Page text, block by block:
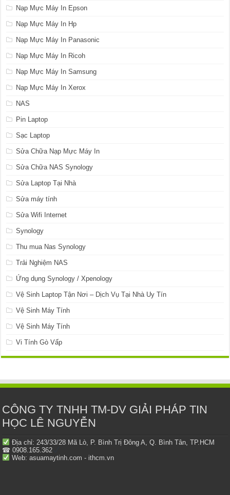
Nạp Mực Máy In Epson
Nạp Mực Máy In Hp
Nạp Mực Máy In Panasonic
Nạp Mực Máy In Ricoh
Nạp Mực Máy In Samsung
Nạp Mực Máy In Xerox
NAS
Pin Laptop
Sạc Laptop
Sửa Chữa Nạp Mực Máy In
Sửa Chữa NAS Synology
Sửa Laptop Tại Nhà
Sửa máy tính
Sửa Wifi Internet
Synology
Thu mua Nas Synology
Trải Nghiệm NAS
Ứng dụng Synology / Xpenology
Vệ Sinh Laptop Tận Nơi – Dịch Vụ Tại Nhà Uy Tín
Vệ Sinh Máy Tính
Vệ Sinh Máy Tính
Vi Tính Gò Vấp
CÔNG TY TNHH TM-DV GIẢI PHÁP TIN
HỌC LÊ NGUYỄN
Địa chỉ: 243/33/28 Mã Lò, P. Bình Trị Đông A, Q. Bình Tân, TP.HCM
☎ 0908.165.362
Web: asuamaytinh.com - ithcm.vn